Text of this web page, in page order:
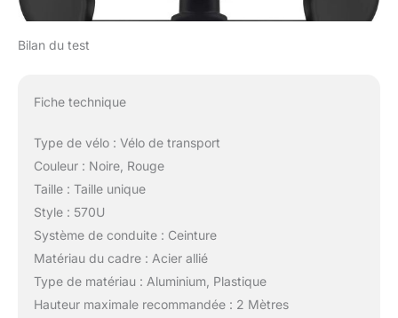
Bilan du test
Fiche technique
Type de vélo : Vélo de transport
Couleur : Noire, Rouge
Taille : Taille unique
Style : 570U
Système de conduite : Ceinture
Matériau du cadre : Acier allié
Type de matériau : Aluminium, Plastique
Hauteur maximale recommandée : 2 Mètres